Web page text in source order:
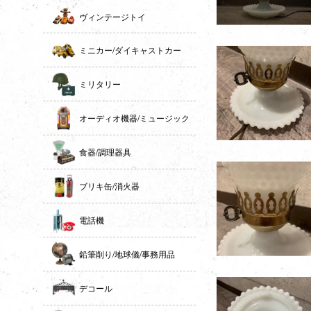
ヴィンテージトイ
ミニカー/ダイキャストカー
ミリタリー
オーディオ機器/ミュージック
食器/調理器具
ブリキ缶/消火器
電話機
鉛筆削り/地球儀/事務用品
デコール